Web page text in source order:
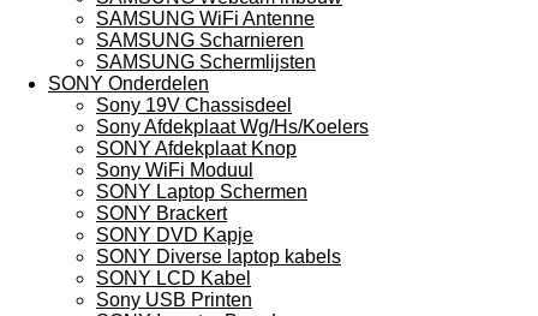
SAMSUNG WiFi Antenne
SAMSUNG Scharnieren
SAMSUNG Schermlijsten
SONY Onderdelen
Sony 19V Chassisdeel
Sony Afdekplaat Wg/Hs/Koelers
SONY Afdekplaat Knop
Sony WiFi Moduul
SONY Laptop Schermen
SONY Brackert
SONY DVD Kapje
SONY Diverse laptop kabels
SONY LCD Kabel
Sony USB Printen